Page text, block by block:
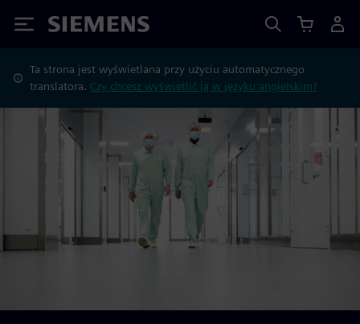
Siemens
Ta strona jest wyświetlana przy użyciu automatycznego
translatora. Czy chcesz wyświetlić ją w języku angielskim?